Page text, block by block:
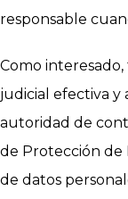
responsable
Como
judicial efectiva y
autoridad de
de Protección de
de datos